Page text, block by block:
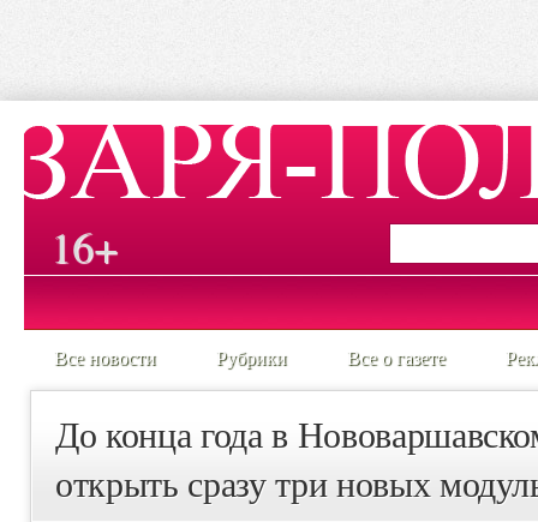
16+
Все новости Рубрики Все о газете
До конца года в
открыть сразу три новых